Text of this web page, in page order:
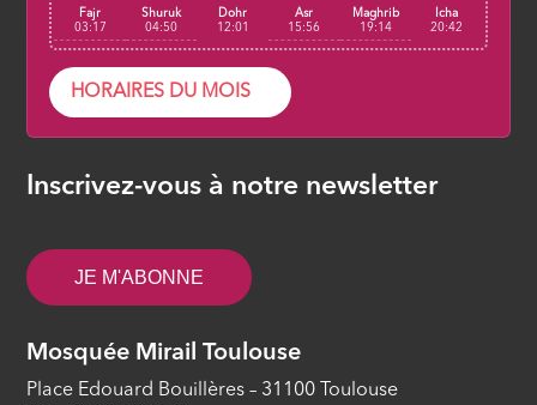
Fajr
03:17
Shuruk
04:50
Dohr
12:01
Asr
15:56
Maghrib
19:14
Icha
20:42
HORAIRES DU MOIS
Inscrivez-vous à notre newsletter
JE M'ABONNE
Mosquée Mirail Toulouse
Place Edouard Bouillères – 31100 Toulouse